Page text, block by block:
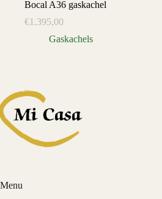
Bocal A36 gaskachel
€1.395,00
Gaskachels
Menu